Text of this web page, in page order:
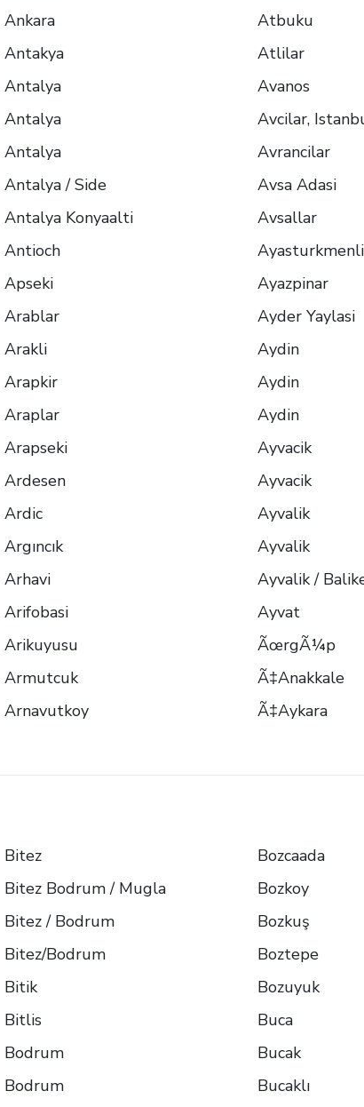
Ankara
Antakya
Antalya
Antalya
Antalya
Antalya / Side
Antalya Konyaalti
Antioch
Apseki
Arablar
Arakli
Arapkir
Araplar
Arapseki
Ardesen
Ardic
Argıncık
Arhavi
Arifobasi
Arikuyusu
Armutcuk
Arnavutkoy
Atbuku
Atlilar
Avanos
Avcilar,
Avrancilar
Avsa Adasi
Avsallar
Ayasturkmenli
Ayazpinar
Ayder Yaylasi
Aydin
Aydin
Aydin
Ayvacik
Ayvacik
Ayvalik
Ayvalik
Ayvalik /
Ayvat
ÃœrgÃ¼p
Ã‡Anakkale
Ã‡Aykara
Bitez
Bitez Bodrum / Mugla
Bitez / Bodrum
Bitez/Bodrum
Bitik
Bitlis
Bodrum
Bodrum
Bozcaada
Bozkoy
Bozkuş
Boztepe
Bozuyuk
Buca
Bucak
Bucaklı